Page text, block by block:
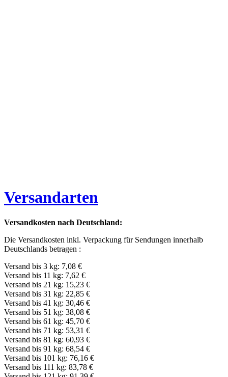
Versandarten
Versandkosten nach Deutschland:
Die Versandkosten inkl. Verpackung für Sendungen innerhalb
Deutschlands betragen :
Versand bis 3 kg: 7,08 €
Versand bis 11 kg: 7,62 €
Versand bis 21 kg: 15,23 €
Versand bis 31 kg: 22,85 €
Versand bis 41 kg: 30,46 €
Versand bis 51 kg: 38,08 €
Versand bis 61 kg: 45,70 €
Versand bis 71 kg: 53,31 €
Versand bis 81 kg: 60,93 €
Versand bis 91 kg: 68,54 €
Versand bis 101 kg: 76,16 €
Versand bis 111 kg: 83,78 €